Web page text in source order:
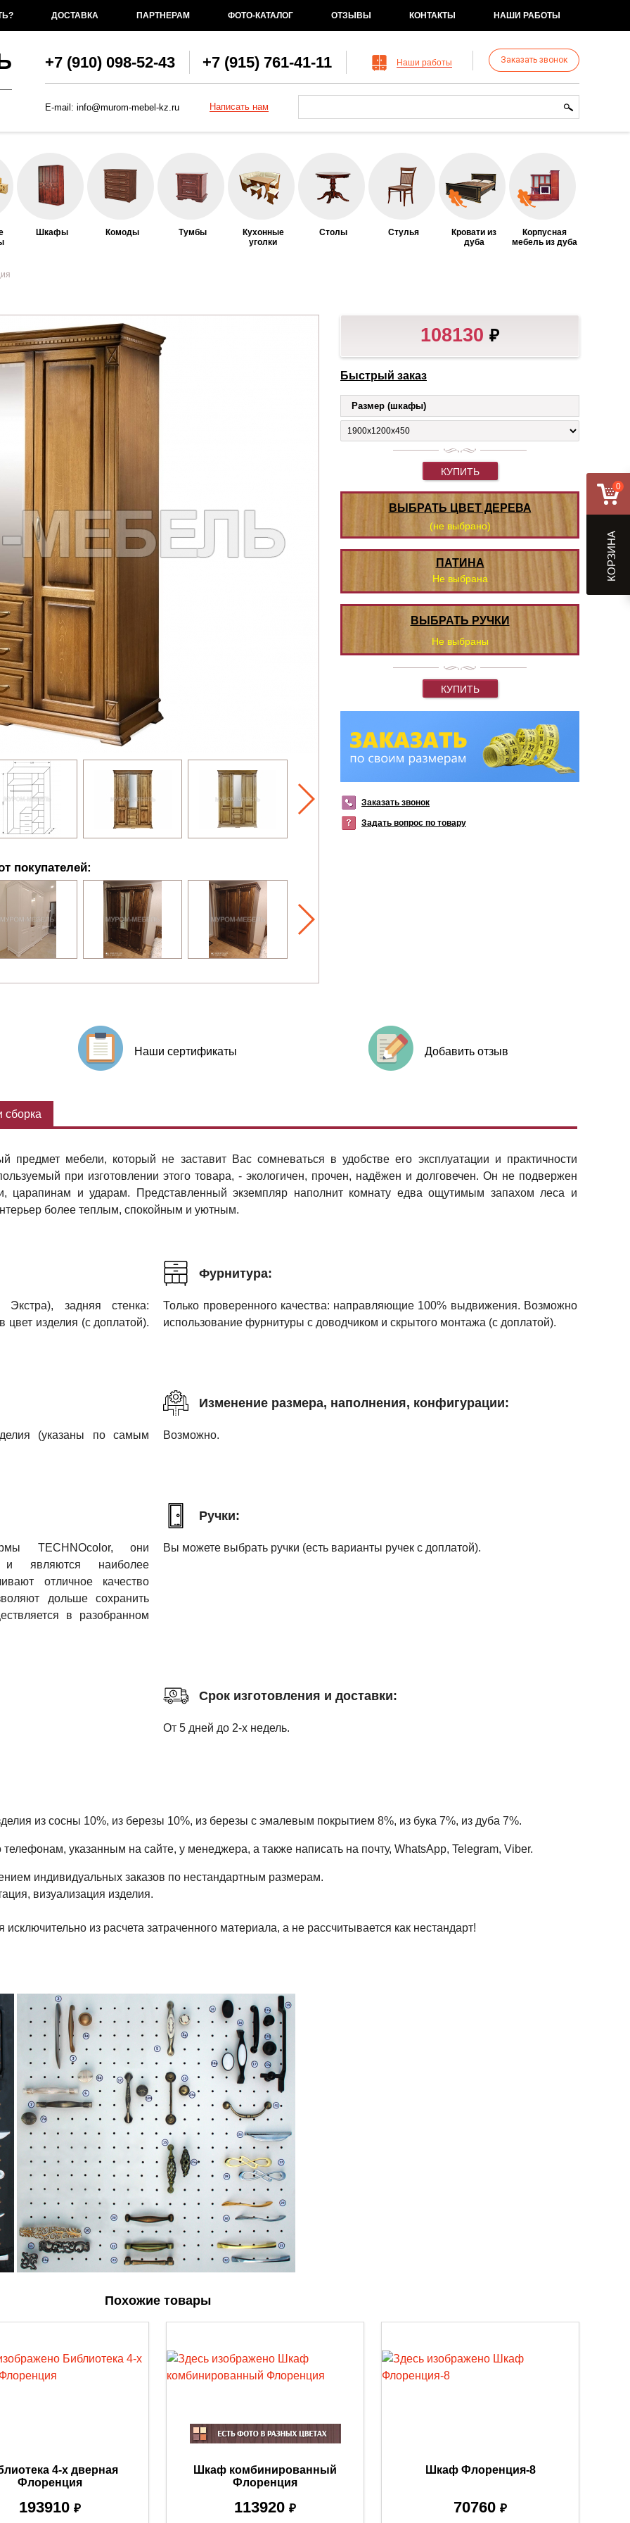
ДОСТАВКА ПАРТНЕРАМ ФОТО-КАТАЛОГ ОТЗЫВЫ КОНТАКТЫ НАШИ РАБОТЫ
+7 (910) 098-52-43 +7 (915) 761-41-11 Наши работы Заказать звонок
E-mail: info@murom-mebel-kz.ru Написать нам
Шкафы Комоды Тумбы
Кухонные
уголки
Столы Стулья
Кровати из
дуба
Корпусная
мебель из дуба
покупателей:
108130 ₽
Быстрый заказ
Размер (шкафы)
КУПИТЬ
ВЫБРАТЬ ЦВЕТ ДЕРЕВА
(не выбрано)
ПАТИНА
Не выбрана
ВЫБРАТЬ РУЧКИ
Не выбраны
КУПИТЬ
Заказать звонок
Задать вопрос по товару
Наши сертификаты Добавить отзыв
мебели, который не заставит Вас сомневаться в удобстве его эксплуатации и практичности
при изготовлении этого товара, - экологичен, прочен, надёжен и долговечен. Он не подвержен
царапинам и ударам. Представленный экземпляр наполнит комнату едва ощутимым запахом леса и
более теплым, спокойным и уютным.
задняя стенка:
изделия (с доплатой).
Фурнитура:
Только проверенного качества: направляющие 100% выдвижения. Возможно
использование фурнитуры с доводчиком и скрытого монтажа (с доплатой).
(указаны по самым
Изменение размера, наполнения, конфигурации:
Возможно.
TECHNOcolor, они
и являются наиболее
отличное качество
дольше сохранить
в разобранном
Ручки:
Вы можете выбрать ручки (есть варианты ручек с доплатой).
Срок изготовления и доставки:
От 5 дней до 2-х недель.
из сосны 10%, из березы 10%, из березы с эмалевым покрытием 8%, из бука 7%, из дуба 7%.
указанным на сайте, у менеджера, а также написать на почту, WhatsApp, Telegram, Viber.
индивидуальных заказов по нестандартным размерам.
визуализация изделия.
из расчета затраченного материала, а не рассчитывается как нестандарт!
Похожие товары
4-х дверная
Флоренция
193910 ₽
Шкаф комбинированный
Флоренция
113920 ₽
Шкаф Флоренция-8
70760 ₽
0
КОРЗИНА